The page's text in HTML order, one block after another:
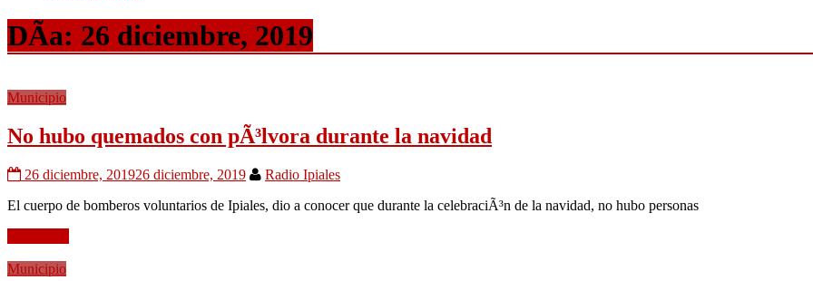
DÃ­a: 26 diciembre, 2019
Municipio
No hubo quemados con pÃ³lvora durante la navidad
26 diciembre, 201926 diciembre, 2019
Radio Ipiales
El cuerpo de bomberos voluntarios de Ipiales, dio a conocer que durante la celebraciÃ³n de la navidad, no hubo personas
Municipio